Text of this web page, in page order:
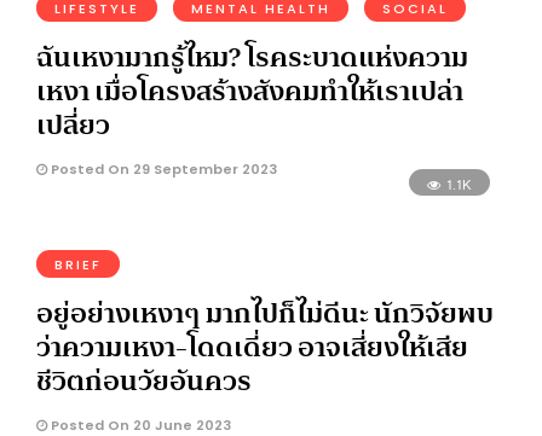
LIFESTYLE MENTAL HEALTH SOCIAL
ฉันเหงามากรู้ไหม? โรคระบาดแห่งความ
เหงา เมื่อโครงสร้างสังคมทำให้เราเปล่า
เปลี่ยว
Posted On 29 September 2023
1.1K
BRIEF
อยู่อย่างเหงาๆ มากไปก็ไม่ดีนะ นักวิจัยพบ
ว่าความเหงา-โดดเดี่ยว อาจเสี่ยงให้เสีย
ชีวิตก่อนวัยอันควร
Posted On 20 June 2023